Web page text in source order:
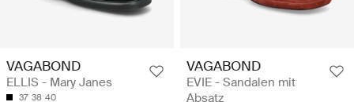
VAGABOND
ELLIS - Mary Janes
37 38 40
VAGABOND
EVIE - Sandalen mit
Absatz